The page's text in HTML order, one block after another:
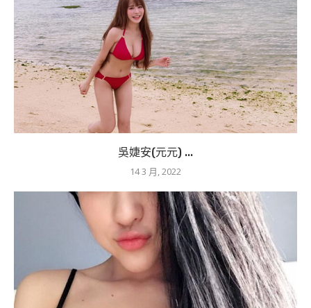
吳婕安(元元) ...
14 3 月, 2022